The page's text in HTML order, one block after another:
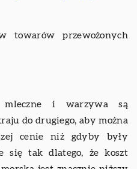
towarów przewożonych
mleczne i warzywa są
do drugiego, aby można
cenie niż gdyby były
się tak dlatego, że koszt